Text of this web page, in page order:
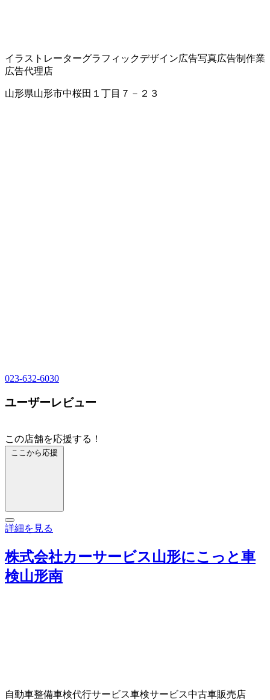
イラストレーターグラフィックデザイン広告写真広告制作業
広告代理店
山形県山形市中桜田１丁目７－２３
023-632-6030
ユーザーレビュー
この店舗を応援する！
ここから応援
詳細を見る
株式会社カーサービス山形にこっと車
検山形南
自動車整備車検代行サービス車検サービス中古車販売店